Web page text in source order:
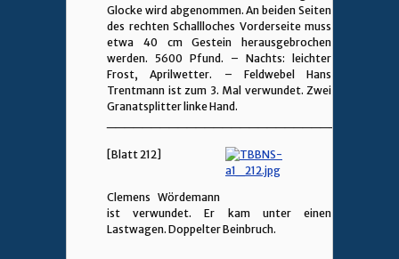
Glocke wird abgenommen. An beiden Seiten
des rechten Schallloches Vorderseite muss
etwa 40 cm Gestein herausgebrochen
werden. 5600 Pfund. – Nachts: leichter
Frost, Aprilwetter. – Feldwebel Hans
Trentmann ist zum 3. Mal verwundet. Zwei
Granatsplitter linke Hand.
[Blatt 212]
Clemens Wördemann
ist verwundet. Er kam unter einen
Lastwagen. Doppelter Beinbruch.